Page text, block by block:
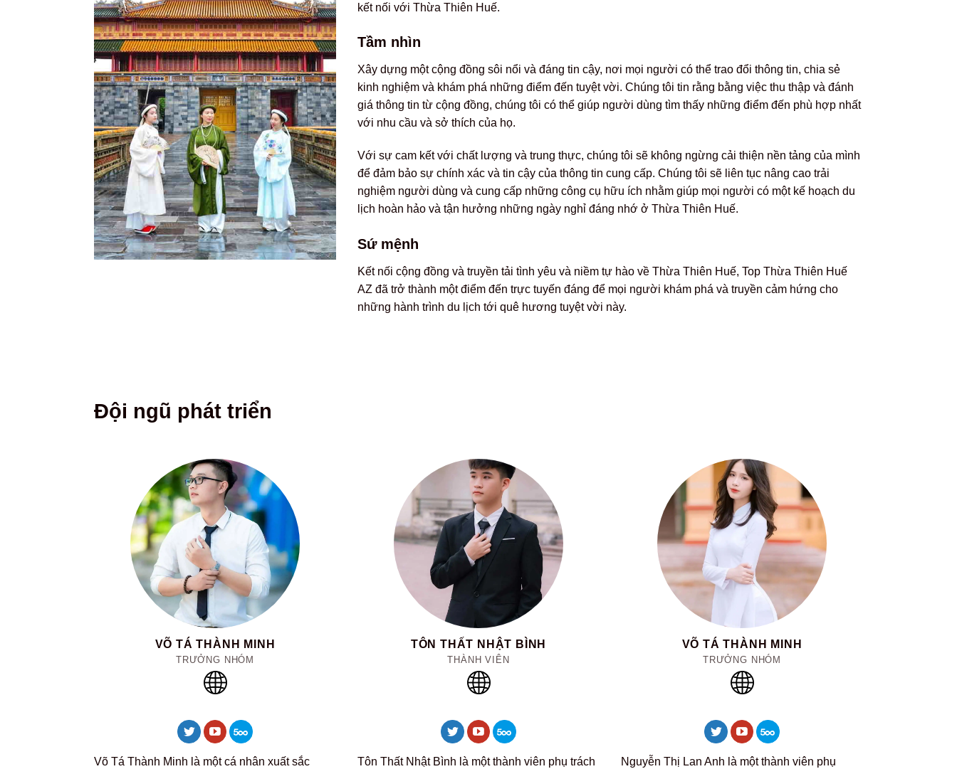
kết nối với Thừa Thiên Huế.
Tầm nhìn
Xây dựng một cộng đồng sôi nổi và đáng tin cậy, nơi mọi người có thể trao đổi thông tin, chia sẻ
kinh nghiệm và khám phá những điểm đến tuyệt vời. Chúng tôi tin rằng bằng việc thu thập và đánh
giá thông tin từ cộng đồng, chúng tôi có thể giúp người dùng tìm thấy những điểm đến phù hợp nhất
với nhu cầu và sở thích của họ.
Với sự cam kết với chất lượng và trung thực, chúng tôi sẽ không ngừng cải thiện nền tảng của mình
để đảm bảo sự chính xác và tin cậy của thông tin cung cấp. Chúng tôi sẽ liên tục nâng cao trải
nghiệm người dùng và cung cấp những công cụ hữu ích nhằm giúp mọi người có một kế hoạch du
lịch hoàn hảo và tận hưởng những ngày nghỉ đáng nhớ ở Thừa Thiên Huế.
Sứ mệnh
Kết nối cộng đồng và truyền tải tình yêu và niềm tự hào về Thừa Thiên Huế, Top Thừa Thiên Huế
AZ đã trở thành một điểm đến trực tuyến đáng để mọi người khám phá và truyền cảm hứng cho
những hành trình du lịch tới quê hương tuyệt vời này.
Đội ngũ phát triển
VÕ TÁ THÀNH MINH
TRƯỞNG NHÓM
Võ Tá Thành Minh là một cá nhân xuất sắc
TÔN THẤT NHẬT BÌNH
THÀNH VIÊN
Tôn Thất Nhật Bình là một thành viên phụ trách
VÕ TÁ THÀNH MINH
TRƯỞNG NHÓM
Nguyễn Thị Lan Anh là một thành viên phụ